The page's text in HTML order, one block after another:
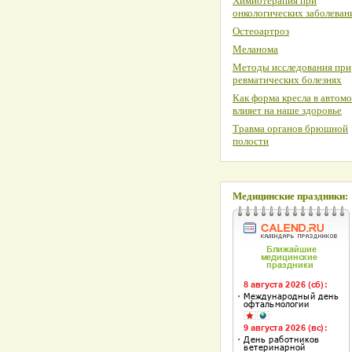
онкологических
Остеоартроз
Меланома
Методы исследования при
ревматических болезнях
Как форма кресла в
влияет на наше здоровье
Травма органов брюшной
полости
Медицинские праздники: